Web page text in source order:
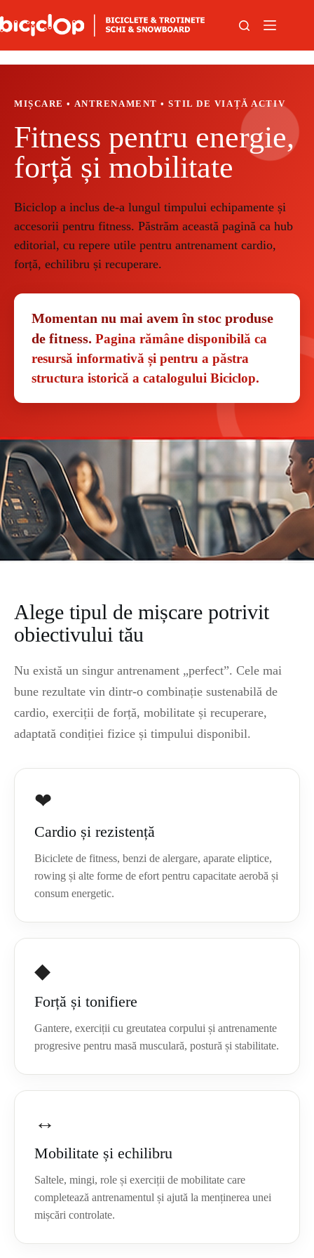
MIȘCARE • ANTRENAMENT • STIL DE VIAȚĂ ACTIV
Fitness pentru energie,
forță și mobilitate
Biciclop a inclus de-a lungul timpului echipamente și
accesorii pentru fitness. Păstrăm această pagină ca hub
editorial, cu repere utile pentru antrenament cardio,
forță, echilibru și recuperare.
Momentan nu mai avem în stoc produse
de fitness. Pagina rămâne disponibilă ca
resursă informativă și pentru a păstra
structura istorică a catalogului Biciclop.
Alege tipul de mișcare potrivit
obiectivului tău
Nu există un singur antrenament „perfect”. Cele mai
bune rezultate vin dintr-o combinație sustenabilă de
cardio, exerciții de forță, mobilitate și recuperare,
adaptată condiției fizice și timpului disponibil.
❤
Cardio și rezistență
Biciclete de fitness, benzi de alergare, aparate eliptice,
rowing și alte forme de efort pentru capacitate aerobă și
consum energetic.
◆
Forță și tonifiere
Gantere, exerciții cu greutatea corpului și antrenamente
progresive pentru masă musculară, postură și stabilitate.
↔
Mobilitate și echilibru
Saltele, mingi, role și exerciții de mobilitate care
completează antrenamentul și ajută la menținerea unei
mișcări controlate.